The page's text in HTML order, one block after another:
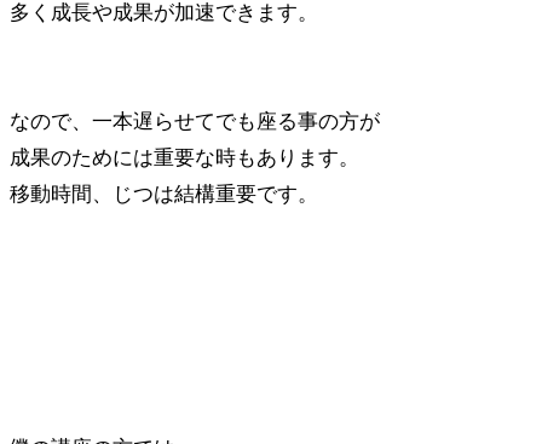
多く成長や成果が加速できます。
なので、一本遅らせてでも座る事の方が
成果のためには重要な時もあります。
移動時間、じつは結構重要です。